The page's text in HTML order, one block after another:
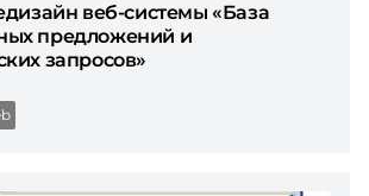
веб-системы «База
предложений и
запросов»